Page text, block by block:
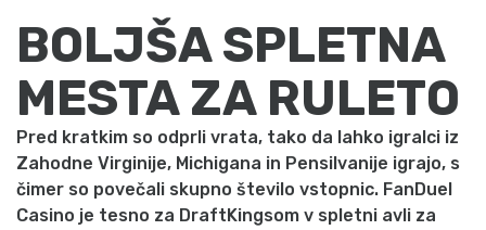
BOLJŠA SPLETNA
MESTA ZA RULETO
Pred kratkim so odprli vrata, tako da lahko igralci iz
Zahodne Virginije, Michigana in Pensilvanije igrajo, s
čimer so povečali skupno število vstopnic. FanDuel
Casino je tesno za DraftKingsom v spletni avli za